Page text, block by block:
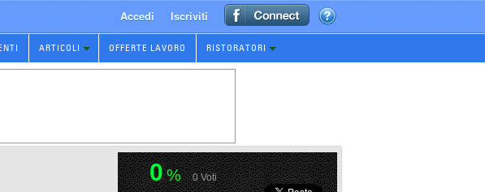
Accedi Iscriviti
ARTICOLI OFFERTE LAVORO RISTORATORI
0% 0Voti